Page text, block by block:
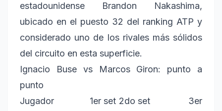
estadounidense Brandon Nakashima,
ubicado en el puesto 32 del ranking ATP y
considerado uno de los rivales más sólidos
del circuito en esta superficie.
Ignacio Buse vs Marcos Giron: punto a
punto
Jugador 1er set 2do set 3er